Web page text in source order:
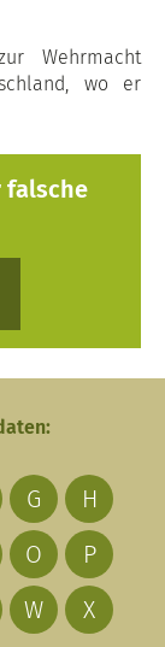
Wehrmacht
wo er
falsche
G
H
O
P
W
X